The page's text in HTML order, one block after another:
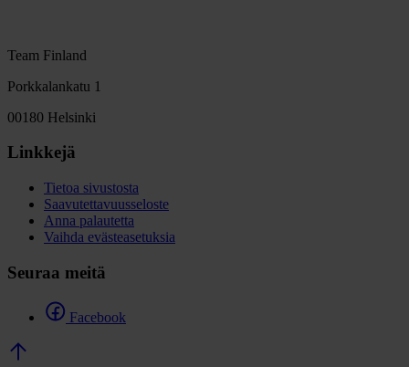
Team Finland
Porkkalankatu 1
00180 Helsinki
Linkkejä
Tietoa sivustosta
Saavutettavuusseloste
Anna palautetta
Vaihda evästeasetuksia
Seuraa meitä
Facebook